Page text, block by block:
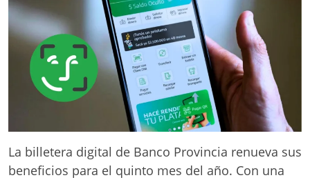
La billetera digital de Banco Provincia renueva sus
beneficios para el quinto mes del año. Con una